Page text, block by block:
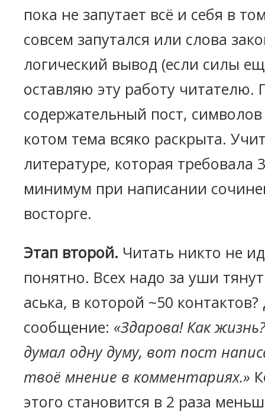
пока не запутает всё и себя в
совсем запутался или слова
логический вывод (если силы
оставляю эту работу читателю.
содержательный пост, символов
котом тема всяко раскрыта.
литературе, которая требовала
минимум при написании
восторге.
Этап второй. Читать никто не
понятно. Всех надо за уши
аська, в которой ~50
сообщение: «Здарова! Как
думал одну думу, вот пост
твоё мнение в комментариях.»
этого становится в 2 раза